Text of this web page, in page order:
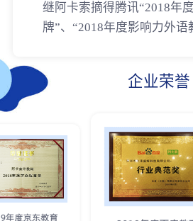
继阿卡索摘得腾讯“2018年
牌”、“2018年度影响力外语
企业荣誉